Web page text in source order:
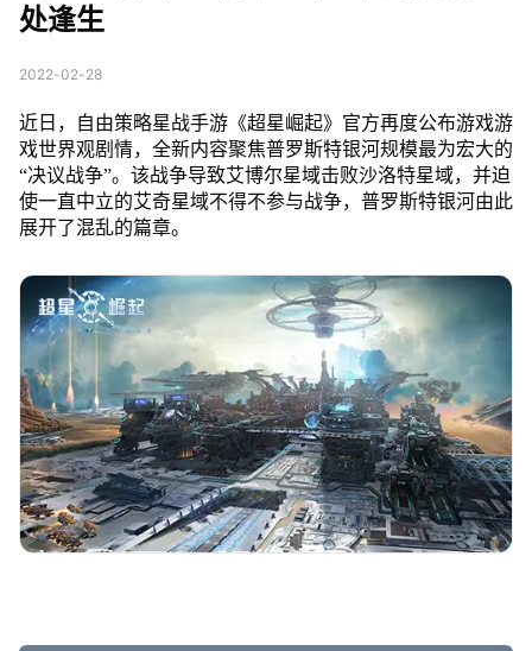
处逢生
2022-02-28
近日，自由策略星战手游《超星崛起》官方再度公布游戏游
戏世界观剧情，全新内容聚焦普罗斯特银河规模最为宏大的
“决议战争”。该战争导致艾博尔星域击败沙洛特星域，并迫
使一直中立的艾奇星域不得不参与战争，普罗斯特银河由此
展开了混乱的篇章。